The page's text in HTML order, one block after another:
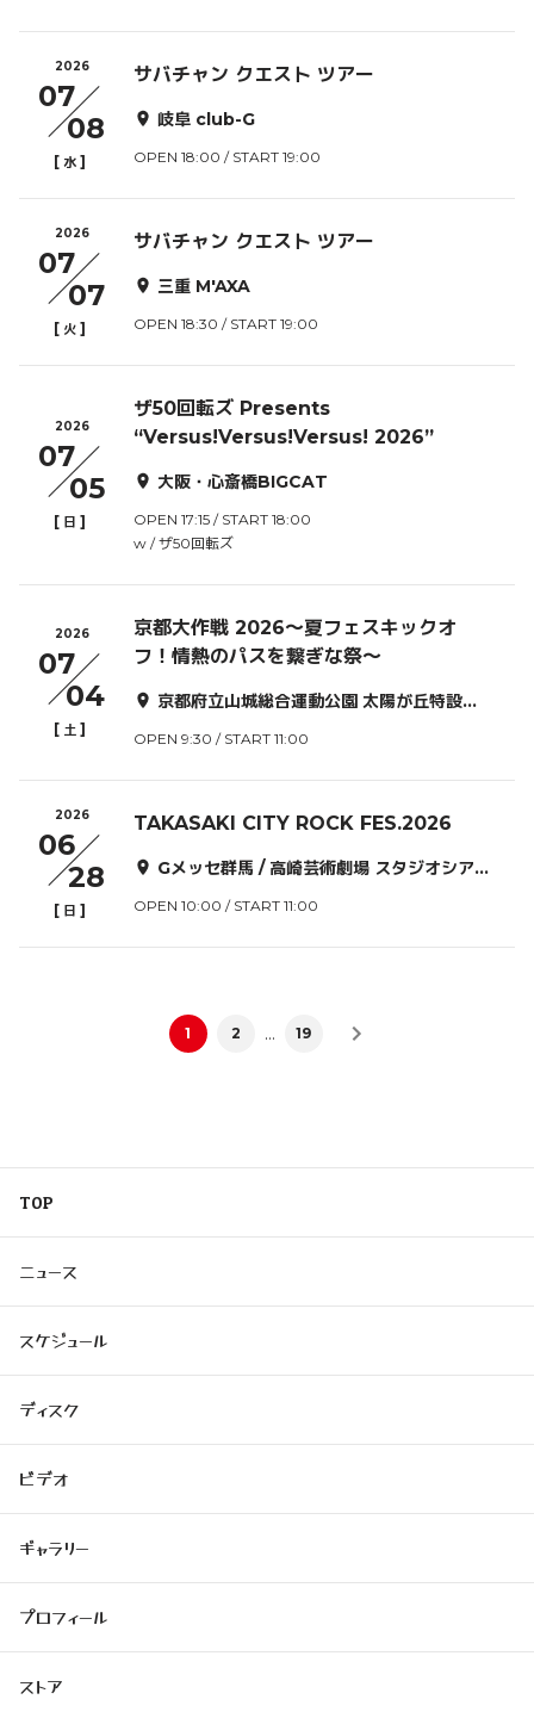
2026
07
08
[ 水]
サバチャン クエスト ツアー
岐阜 club-G
OPEN 18:00 / START 19:00
2026
07
07
[ 火]
サバチャン クエスト ツアー
三重 M'AXA
OPEN 18:30 / START 19:00
2026
07
05
[ 日]
ザ50回転ズ Presents
“Versus!Versus!Versus! 2026”
大阪・心斎橋BIGCAT
OPEN 17:15 / START 18:00
w / ザ50回転ズ
2026
07
04
[ 土]
京都⼤作戦 2026〜夏フェスキックオ
フ！情熱のパスを繋ぎな祭〜
京都府立山城総合運動公園 太陽が丘特設野外ステージ
OPEN 9:30 / START 11:00
2026
06
28
[ 日]
TAKASAKI CITY ROCK FES.2026
Gメッセ群馬 / 高崎芸術劇場 スタジオシアター
OPEN 10:00 / START 11:00
1 2 … 19
TOP
ニュース
スケジュール
ディスク
ビデオ
ギャラリー
プロフィール
ストア